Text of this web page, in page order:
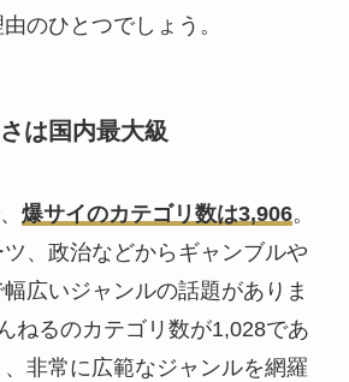
のひとつでしょう。
は国内最大級
爆サイのカテゴリ数は3,906。
、政治などからギャンブルや
広いジャンルの話題がありま
ねるのカテゴリ数が1,028であ
非常に広範なジャンルを網羅